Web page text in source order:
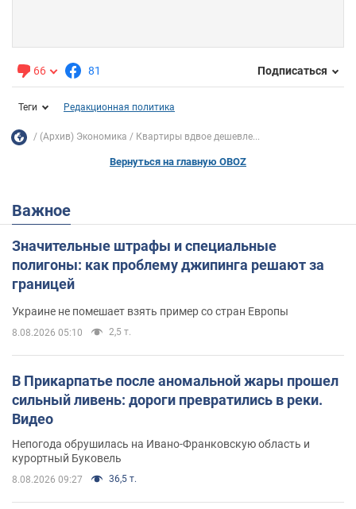
66 81 Подписаться
Теги Редакционная политика
(Архив) Экономика Квартиры вдвое дешевле...
Вернуться на главную OBOZ
Важное
Значительные штрафы и специальные
полигоны: как проблему джипинга решают за
границей
Украине не помешает взять пример со стран Европы
8.08.2026 05:10 2,5 т.
В Прикарпатье после аномальной жары прошел
сильный ливень: дороги превратились в реки.
Видео
Непогода обрушилась на Ивано-Франковскую область и
курортный Буковель
8.08.2026 09:27 36,5 т.